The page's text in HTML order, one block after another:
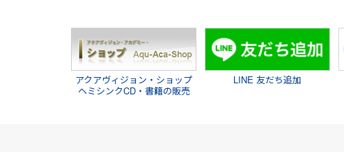
アクアヴィジョン・ショップ
ヘミシンクCD・書籍の販売
LINE 友だち追加